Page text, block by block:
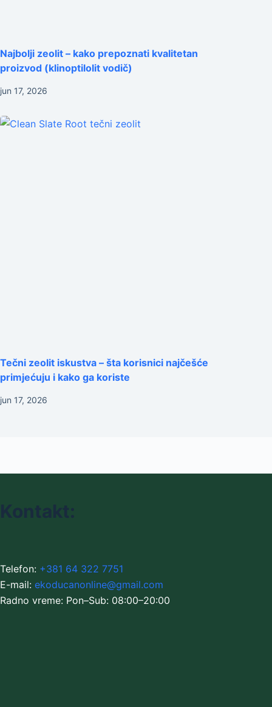
Najbolji zeolit – kako prepoznati kvalitetan
proizvod (klinoptilolit vodič)
jun 17, 2026
Tečni zeolit iskustva – šta korisnici najčešće
primjećuju i kako ga koriste
jun 17, 2026
Kontakt:
Telefon: +381 64 322 7751
E-mail: ekoducanonline@gmail.com
Radno vreme: Pon–Sub: 08:00–20:00